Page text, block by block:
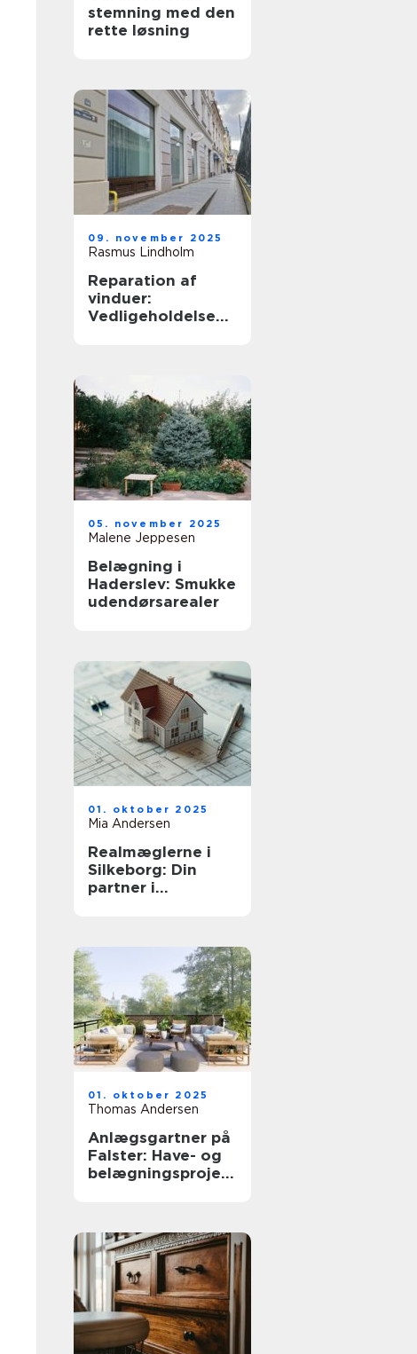
stemning med den
rette løsning
09. november 2025
Rasmus Lindholm
Reparation af
vinduer:
Vedligeholdelse
05. november 2025
Malene Jeppesen
Belægning i
Haderslev: Smukke
udendørsarealer
01. oktober 2025
Mia Andersen
Realmæglerne i
Silkeborg: Din
partner i
01. oktober 2025
Thomas Andersen
Anlægsgartner på
Falster: Have- og
belægningsprojekt